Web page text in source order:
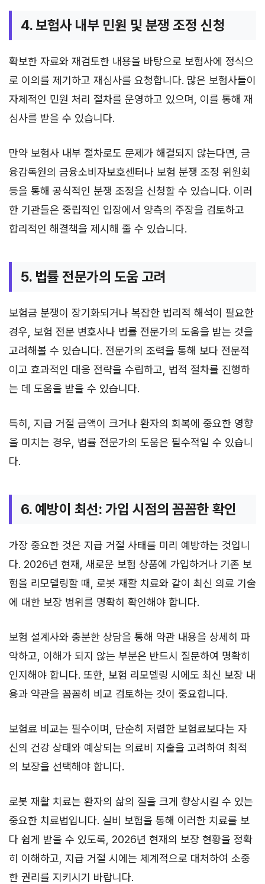
4. 보험사 내부 민원 및 분쟁 조정 신청
확보한 자료와 재검토한 내용을 바탕으로 보험사에 정식으
로 이의를 제기하고 재심사를 요청합니다. 많은 보험사들이
자체적인 민원 처리 절차를 운영하고 있으며, 이를 통해 재
심사를 받을 수 있습니다.
만약 보험사 내부 절차로도 문제가 해결되지 않는다면, 금
융감독원의 금융소비자보호센터나 보험 분쟁 조정 위원회
등을 통해 공식적인 분쟁 조정을 신청할 수 있습니다. 이러
한 기관들은 중립적인 입장에서 양측의 주장을 검토하고
합리적인 해결책을 제시해 줄 수 있습니다.
5. 법률 전문가의 도움 고려
보험금 분쟁이 장기화되거나 복잡한 법리적 해석이 필요한
경우, 보험 전문 변호사나 법률 전문가의 도움을 받는 것을
고려해볼 수 있습니다. 전문가의 조력을 통해 보다 전문적
이고 효과적인 대응 전략을 수립하고, 법적 절차를 진행하
는 데 도움을 받을 수 있습니다.
특히, 지급 거절 금액이 크거나 환자의 회복에 중요한 영향
을 미치는 경우, 법률 전문가의 도움은 필수적일 수 있습니
다.
6. 예방이 최선: 가입 시점의 꼼꼼한 확인
가장 중요한 것은 지급 거절 사태를 미리 예방하는 것입니
다. 2026년 현재, 새로운 보험 상품에 가입하거나 기존 보
험을 리모델링할 때, 로봇 재활 치료와 같이 최신 의료 기술
에 대한 보장 범위를 명확히 확인해야 합니다.
보험 설계사와 충분한 상담을 통해 약관 내용을 상세히 파
악하고, 이해가 되지 않는 부분은 반드시 질문하여 명확히
인지해야 합니다. 또한, 보험 리모델링 시에도 최신 보장 내
용과 약관을 꼼꼼히 비교 검토하는 것이 중요합니다.
보험료 비교는 필수이며, 단순히 저렴한 보험료보다는 자
신의 건강 상태와 예상되는 의료비 지출을 고려하여 최적
의 보장을 선택해야 합니다.
로봇 재활 치료는 환자의 삶의 질을 크게 향상시킬 수 있는
중요한 치료법입니다. 실비 보험을 통해 이러한 치료를 보
다 쉽게 받을 수 있도록, 2026년 현재의 보장 현황을 정확
히 이해하고, 지급 거절 시에는 체계적으로 대처하여 소중
한 권리를 지키시기 바랍니다.